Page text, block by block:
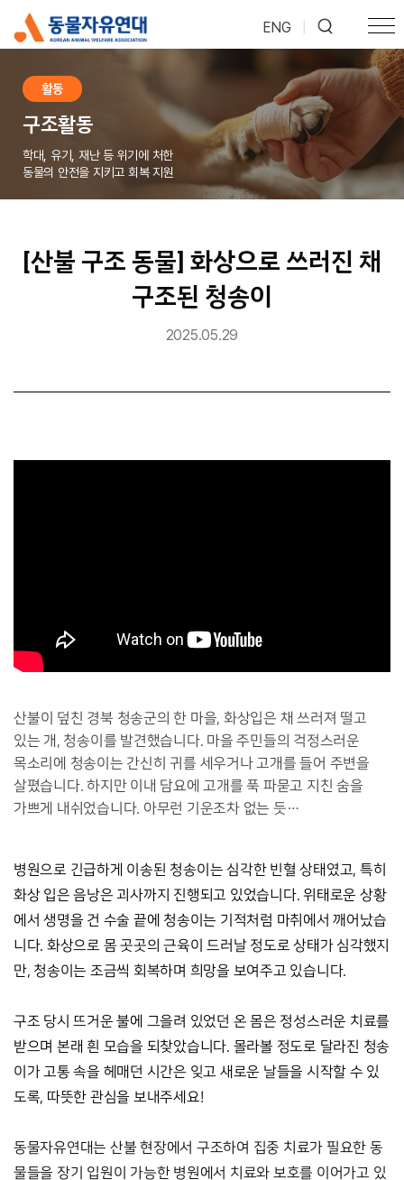
ENG
활동
구조활동
학대, 유기, 재난 등 위기에 처한
동물의 안전을 지키고 회복 지원
[산불 구조 동물] 화상으로 쓰러진 채
구조된 청송이
2025.05.29
산불이 덮친 경북 청송군의 한 마을, 화상입은 채 쓰러져 떨고
있는 개, 청송이를 발견했습니다. 마을 주민들의 걱정스러운
목소리에 청송이는 간신히 귀를 세우거나 고개를 들어 주변을
살폈습니다. 하지만 이내 담요에 고개를 푹 파묻고 지친 숨을
가쁘게 내쉬었습니다. 아무런 기운조차 없는 듯…
병원으로 긴급하게 이송된 청송이는 심각한 빈혈 상태였고, 특히
화상 입은 음낭은 괴사까지 진행되고 있었습니다. 위태로운 상황
에서 생명을 건 수술 끝에 청송이는 기적처럼 마취에서 깨어났습
니다. 화상으로 몸 곳곳의 근육이 드러날 정도로 상태가 심각했지
만, 청송이는 조금씩 회복하며 희망을 보여주고 있습니다.
구조 당시 뜨거운 불에 그을려 있었던 온 몸은 정성스러운 치료를
받으며 본래 흰 모습을 되찾았습니다. 몰라볼 정도로 달라진 청송
이가 고통 속을 헤매던 시간은 잊고 새로운 날들을 시작할 수 있
도록, 따뜻한 관심을 보내주세요!
동물자유연대는 산불 현장에서 구조하여 집중 치료가 필요한 동
물들을 장기 입원이 가능한 병원에서 치료와 보호를 이어가고 있